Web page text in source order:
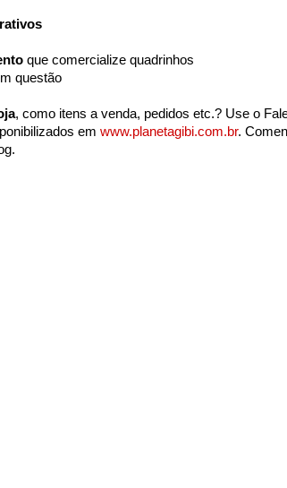
que comercialize quadrinhos
questão
, como itens a venda, pedidos etc.? Use o
em www.planetagibi.com.br.